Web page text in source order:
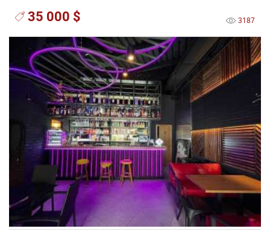
35 000 $ 3187